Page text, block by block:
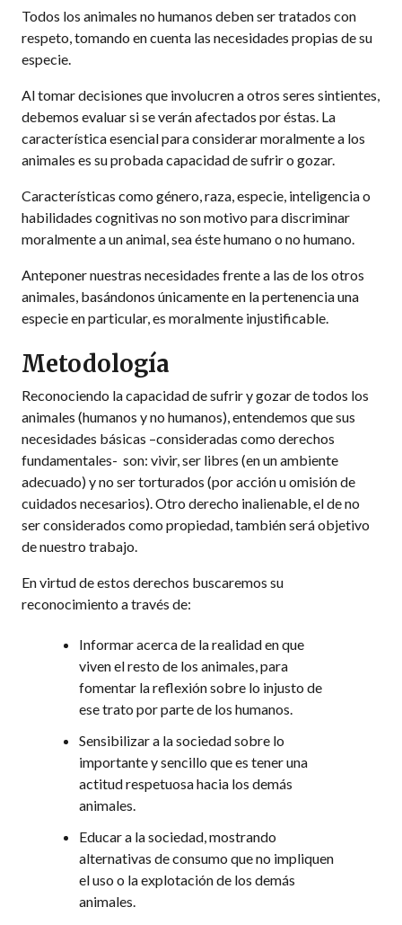
Todos los animales no humanos deben ser tratados con
respeto, tomando en cuenta las necesidades propias de su
especie.
Al tomar decisiones que involucren a otros seres sintientes,
debemos evaluar si se verán afectados por éstas. La
característica esencial para considerar moralmente a los
animales es su probada capacidad de sufrir o gozar.
Características como género, raza, especie, inteligencia o
habilidades cognitivas no son motivo para discriminar
moralmente a un animal, sea éste humano o no humano.
Anteponer nuestras necesidades frente a las de los otros
animales, basándonos únicamente en la pertenencia una
especie en particular, es moralmente injustificable.
Metodología
Reconociendo la capacidad de sufrir y gozar de todos los
animales (humanos y no humanos), entendemos que sus
necesidades básicas –consideradas como derechos
fundamentales- son: vivir, ser libres (en un ambiente
adecuado) y no ser torturados (por acción u omisión de
cuidados necesarios). Otro derecho inalienable, el de no
ser considerados como propiedad, también será objetivo
de nuestro trabajo.
En virtud de estos derechos buscaremos su
reconocimiento a través de:
Informar acerca de la realidad en que
viven el resto de los animales, para
fomentar la reflexión sobre lo injusto de
ese trato por parte de los humanos.
Sensibilizar a la sociedad sobre lo
importante y sencillo que es tener una
actitud respetuosa hacia los demás
animales.
Educar a la sociedad, mostrando
alternativas de consumo que no impliquen
el uso o la explotación de los demás
animales.